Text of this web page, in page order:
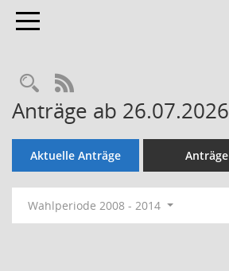
Toggle navigation
Rechercheauswahl
RSS-Feed
Anträge ab 26.07.2026
Aktuelle Anträge Anträge
Wahlperiode 2008 - 2014